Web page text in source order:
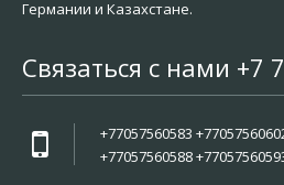
Германии и Казахстане.
Связаться с нами +7
+77057560583
+77057560588